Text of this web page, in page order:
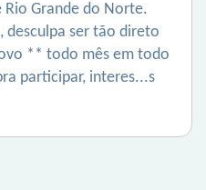
Rio Grande do Norte.
desculpa ser tão direto
** todo mês em todo
participar, interes...s